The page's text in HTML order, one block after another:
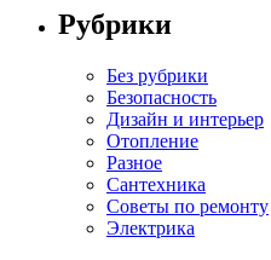
Рубрики
Без рубрики
Безопасность
Дизайн и интерьер
Отопление
Разное
Сантехника
Советы по ремонту
Электрика